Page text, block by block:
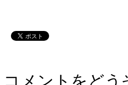
コメントをどう